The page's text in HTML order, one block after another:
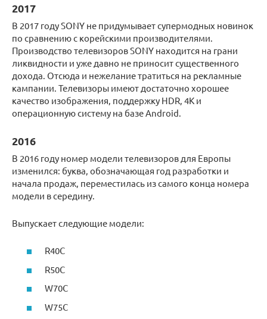
2017
В 2017 году SONY не придумывает супермодных новинок
по сравнению с корейскими производителями.
Производство телевизоров SONY находится на грани
ликвидности и уже давно не приносит существенного
дохода. Отсюда и нежелание тратиться на рекламные
кампании. Телевизоры имеют достаточно хорошее
качество изображения, поддержку HDR, 4K и
операционную систему на базе Android.
2016
В 2016 году номер модели телевизоров для Европы
изменился: буква, обозначающая год разработки и
начала продаж, переместилась из самого конца номера
модели в середину.
Выпускает следующие модели:
R40C
R50C
W70C
W75C